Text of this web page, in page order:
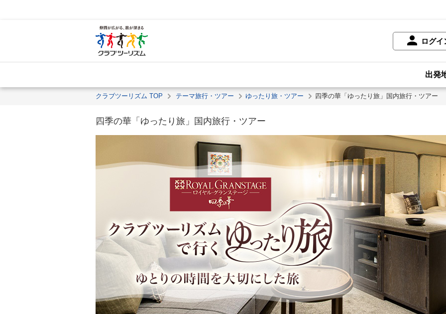
ログイ
出発
クラブツーリズム TOP テーマ旅行・ツアー ゆったり旅・ツアー 四季の華「ゆったり旅」国内旅行・ツアー
四季の華「ゆったり旅」国内旅行・ツアー